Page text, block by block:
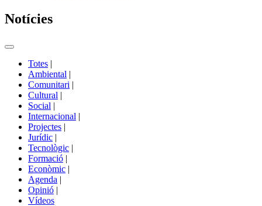
Notícies
Commutador
portals
Totes |
Ambiental |
Comunitari |
Cultural |
Social |
Internacional |
Projectes |
Jurídic |
Tecnològic |
Formació |
Econòmic |
Agenda |
Opinió |
Vídeos